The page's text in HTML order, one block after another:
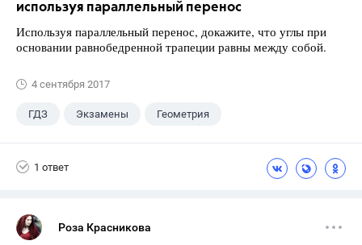
используя параллельный перенос
Используя параллельный перенос, докажите, что углы при
основании равнобедренной трапеции равны между собой.
4 сентября 2017
ГДЗ Экзамены Геометрия
1 ответ
Роза Красникова